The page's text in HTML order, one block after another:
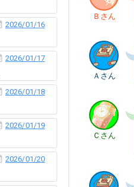
2026/01/16
2026/01/17
2026/01/18
2026/01/19
2026/01/20
Ｂさん
Ａさん
Ｃさん